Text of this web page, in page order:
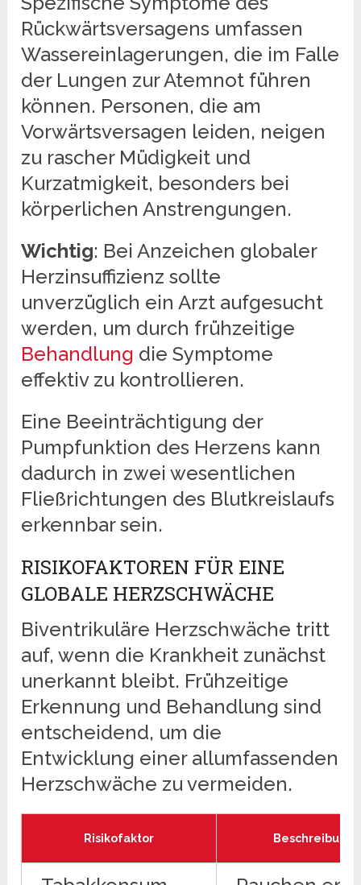
Rückwärtsversagens umfassen
Wassereinlagerungen, die im Falle
der Lungen zur Atemnot führen
können. Personen, die am
Vorwärtsversagen leiden, neigen
zu rascher Müdigkeit und
Kurzatmigkeit, besonders bei
körperlichen Anstrengungen.
Wichtig: Bei Anzeichen globaler
Herzinsuffizienz sollte
unverzüglich ein Arzt aufgesucht
werden, um durch frühzeitige
Behandlung die Symptome
effektiv zu kontrollieren.
Eine Beeinträchtigung der
Pumpfunktion des Herzens kann
dadurch in zwei wesentlichen
Fließrichtungen des Blutkreislaufs
erkennbar sein.
RISIKOFAKTOREN FÜR EINE
GLOBALE HERZSCHWÄCHE
Biventrikuläre Herzschwäche tritt
auf, wenn die Krankheit zunächst
unerkannt bleibt. Frühzeitige
Erkennung und Behandlung sind
entscheidend, um die
Entwicklung einer allumfassenden
Herzschwäche zu vermeiden.
Risikofaktor Beschreibung